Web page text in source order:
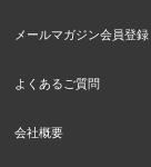
メールマガジン会員登録
よくあるご質問
会社概要